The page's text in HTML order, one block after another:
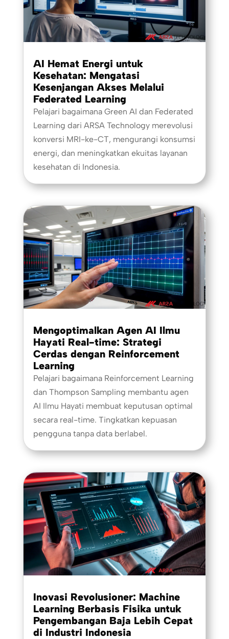
AI Hemat Energi untuk
Kesehatan: Mengatasi
Kesenjangan Akses Melalui
Federated Learning
Pelajari bagaimana Green AI dan Federated
Learning dari ARSA Technology merevolusi
konversi MRI-ke-CT, mengurangi konsumsi
energi, dan meningkatkan ekuitas layanan
kesehatan di Indonesia.
Mengoptimalkan Agen AI Ilmu
Hayati Real-time: Strategi
Cerdas dengan Reinforcement
Learning
Pelajari bagaimana Reinforcement Learning
dan Thompson Sampling membantu agen
AI Ilmu Hayati membuat keputusan optimal
secara real-time. Tingkatkan kepuasan
pengguna tanpa data berlabel.
Inovasi Revolusioner: Machine
Learning Berbasis Fisika untuk
Pengembangan Baja Lebih Cepat
di Industri Indonesia